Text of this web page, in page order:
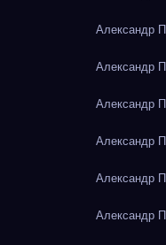
Александр
Александр
Александр
Александр
Александр
Александр